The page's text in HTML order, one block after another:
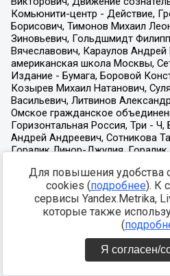
Для повышения удобства
cookies (подробнее). К
сервисы Yandex.Metrika,
которые также
(
Я согласен/